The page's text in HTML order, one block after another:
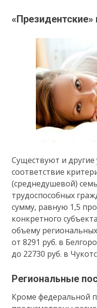
Существуют и
соответствие
(среднедушевой)
трудоспособных
сумму, равную 1,5
конкретного
объему
от 8291 руб. в
до 22730 руб. в
Региональные
Кроме федеральной